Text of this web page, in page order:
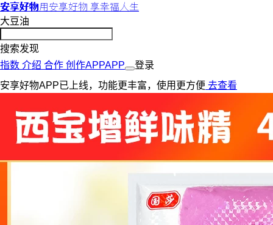
安享好物用安享好物 享幸福人生
大豆油
搜索发现
指数 介绍 合作 创作APPAPP
登录
安享好物APP已上线，功能更丰富，使用更方便 去查看